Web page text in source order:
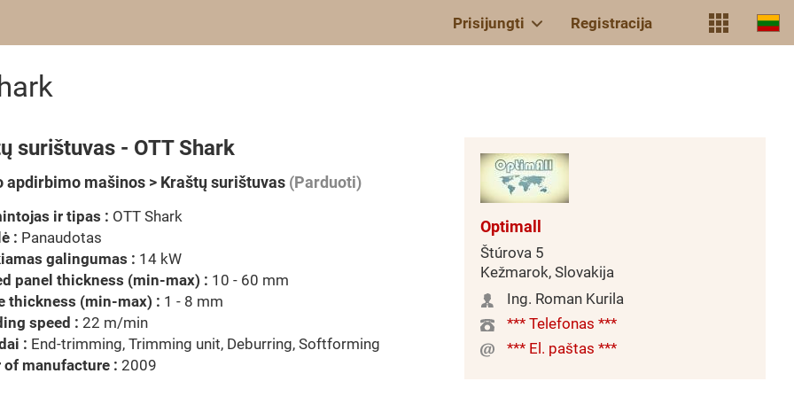
Prisijungti Registracija
surištuvas - OTT Shark
apdirbimo mašinos > Kraštų surištuvas (Parduoti)
ir tipas : OTT Shark
: Panaudotas
galingumas : 14 kW
panel thickness (min-max) : 10 - 60 mm
thickness (min-max) : 1 - 8 mm
speed : 22 m/min
: End-trimming, Trimming unit, Deburring, Softforming
of manufacture : 2009
Optimall
Štúrova 5
Kežmarok, Slovakija
Ing. Roman Kurila
*** Telefonas ***
*** El. paštas ***